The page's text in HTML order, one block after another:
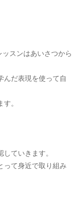
ッスンはあいさつから
んだ表現を使って自
。
ていきます。
って身近で取り組み